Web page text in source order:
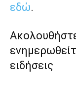
εδώ.
ειδήσεις